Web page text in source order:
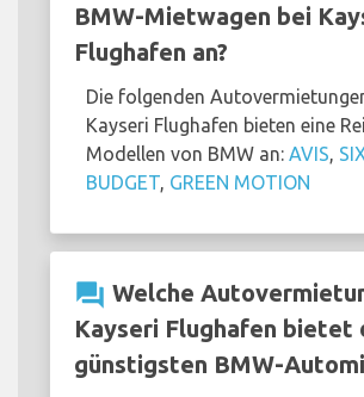
BMW-Mietwagen bei
Flughafen an?
Die folgenden
Kayseri Flughafen bieten eine
Modellen von BMW an: AVIS,
BUDGET, GREEN MOTION
question_answer Welche
Kayseri Flughafen bietet
günstigsten BMW-